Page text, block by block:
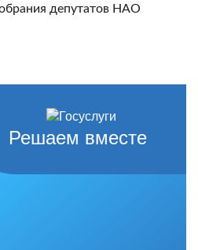
депутатов НАО
Решаем вместе